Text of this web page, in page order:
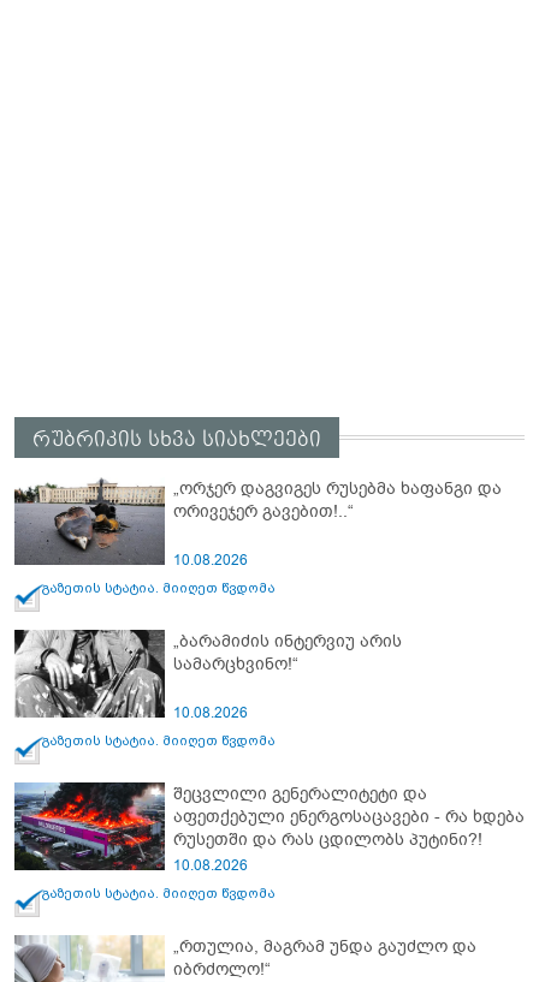
რუბრიკის სხვა სიახლეები
„ორჯერ დაგვიგეს რუსებმა ხაფანგი და
ორივეჯერ გავებით!..“
10.08.2026
გაზეთის სტატია. მიიღეთ წვდომა
„ბარამიძის ინტერვიუ არის
სამარცხვინო!“
10.08.2026
გაზეთის სტატია. მიიღეთ წვდომა
შეცვლილი გენერალიტეტი და
აფეთქებული ენერგოსაცავები - რა ხდება
რუსეთში და რას ცდილობს პუტინი?!
10.08.2026
გაზეთის სტატია. მიიღეთ წვდომა
„რთულია, მაგრამ უნდა გაუძლო და
იბრძოლო!“